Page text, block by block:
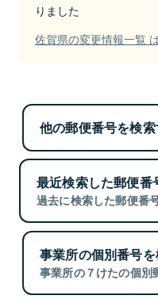
りました
佐賀県の変更情報一覧
他の郵便番号を検
最近検索した郵便番
過去に検索した郵便番
事業所の個別番号
事業所の７けたの個別